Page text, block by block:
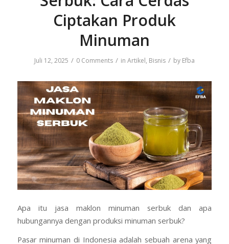
Jasa Maklon Minuman
Serbuk: Cara Cerdas
Ciptakan Produk
Minuman
Juli 12, 2025 / 0 Comments / ,Bisnis / byEfba
Apa itu jasa maklon minuman serbuk dan apa